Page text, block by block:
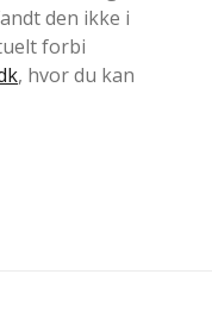
den ikke i
forbi
, hvor du kan